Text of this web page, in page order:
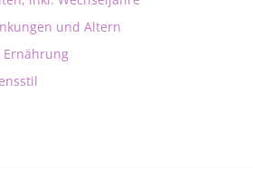
und Altern
Ernährung